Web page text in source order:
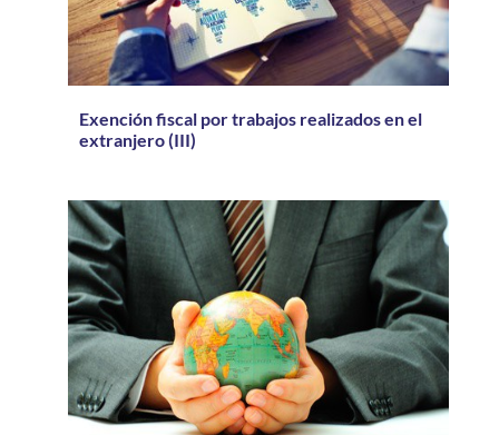
Exención fiscal por trabajos realizados en el
extranjero (III)